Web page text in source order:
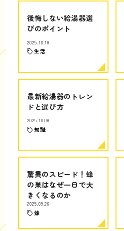
後悔しない給湯器選
びのポイント
2025.10.18
生活
最新給湯器のトレン
ドと選び方
2025.10.08
知識
驚異のスピード！蜂
の巣はなぜ一日で大
きくなるのか
2025.09.26
蜂